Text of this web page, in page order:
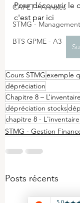
CAPET - Annales
STMG - Management
BTS GPME - A3
Pour découvrir le
c'est par ici
Cours STMGexemple
dépréciation
Chapitre 8 –
dépréciation stocks
chapitre 8 -
STMG - Gestion
Posts récents